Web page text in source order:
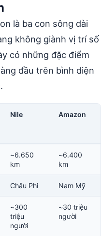
là ba con sông dài
không giành vị trí số
có những đặc điểm
đầu trên bình diện
Nile Amazon
~6.650
km
~6.400
km
Châu Phi Nam Mỹ
~300
triệu
người
~30 triệu
người